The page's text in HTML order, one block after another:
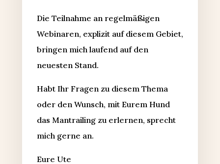
Die Teilnahme an regelmäßigen
Webinaren, explizit auf diesem Gebiet,
bringen mich laufend auf den
neuesten Stand.
Habt Ihr Fragen zu diesem Thema
oder den Wunsch, mit Eurem Hund
das Mantrailing zu erlernen, sprecht
mich gerne an.
Eure Ute